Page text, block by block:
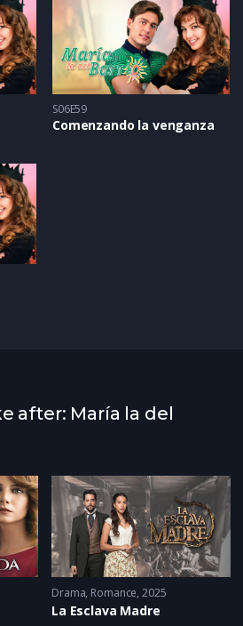
S06E59
Comenzando la venganza
after: María la del
Drama, Romance 2025
La Esclava Madre